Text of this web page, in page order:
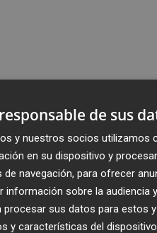
de sus
y nuestros socios utilizamos
en su dispositivo y
de navegación, para ofrecer
información sobre la audiencia
procesar sus datos para estos
y características del